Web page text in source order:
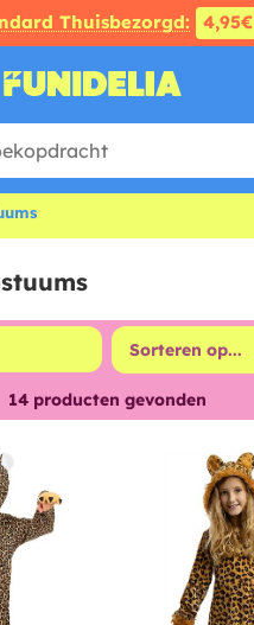
Thuisbezorgd: 4,95€
14producten gevonden